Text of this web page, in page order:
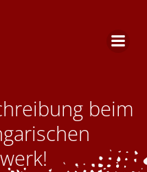
beim